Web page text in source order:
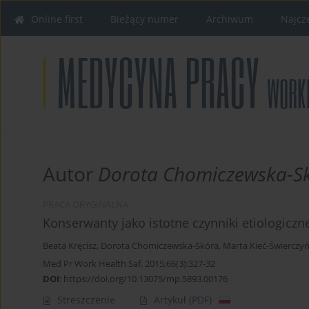
Online first Bieżący numer Archiwum
Autor Dorota Chomiczewska-
Konserwanty jako istotne czynniki
Beata Kręcisz, Dorota Chomiczewska-Skóra, Marta Kieć-
Med Pr Work Health Saf. 2015;66(3):327-32
DOI: https://doi.org/10.13075/mp.5893.00176
Streszczenie Artykuł (PDF)